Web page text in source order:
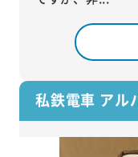
私鉄電車 アル